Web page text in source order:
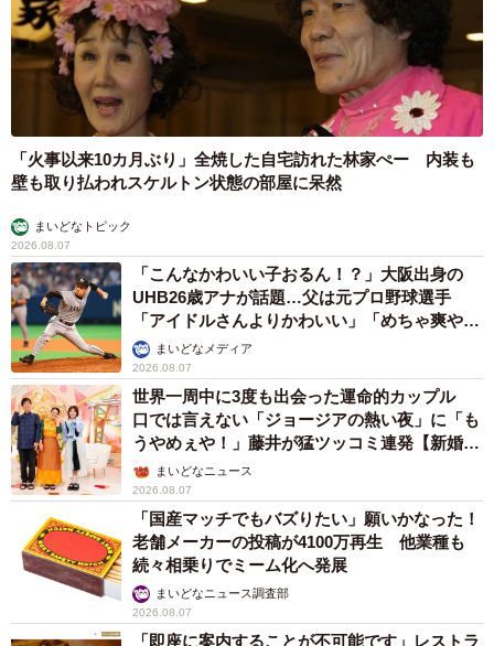
・差額：34万3200円
【トヨタ「ヤリスクロス」※Gグレード/2WD】
・ハイブリッド車：254万6500円
・ガソリン車：217万2500円
・差額：37万4000円
【日産「セレナ」※XVグレード/2WD】
・ハイブリッド車：354万8600円
・ガソリン車：298万8700円
・差額：55万9900円
▽（2）修理や部品交換の費用が高い
ハイブリッド車はガソリン車より構造が複雑で、車検の整
備費用やその他の修理代がガソリン車より高くなりがちで
す。
特に、ハイブリッド車の心臓部分ともいえる駆動用バッテ
リーは交換に数十万円かかるのが一般的です。
▽（3）ガソリン車より走りが重い
「火事以来10カ月ぶり」全焼した自宅訪れた林家ぺー 内装も
壁も取り払われスケルトン状態の部屋に呆然
まいどなトピック
2026.08.07
「こんなかわいい子おるん！？」大阪出身の
UHB26歳アナが話題…父は元プロ野球選手
「アイドルさんよりかわいい」「めちゃ爽や
か」まいどなメディア
2026.08.07
世界一周中に3度も出会った運命的カップル
口では言えない「ジョージアの熱い夜」に「も
うやめぇや！」藤井が猛ツッコミ連発【新婚さ
ん】まいどなニュース
2026.08.07
「国産マッチでもバズりたい」願いかなった！
老舗メーカーの投稿が4100万再生 他業種も
続々相乗りでミーム化へ発展
まいどなニュース調査部
2026.08.07
「即座に案内することが不可能です」レストラ